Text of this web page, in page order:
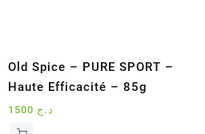
Old Spice – PURE SPORT –
Haute Efficacité – 85g
د.ج